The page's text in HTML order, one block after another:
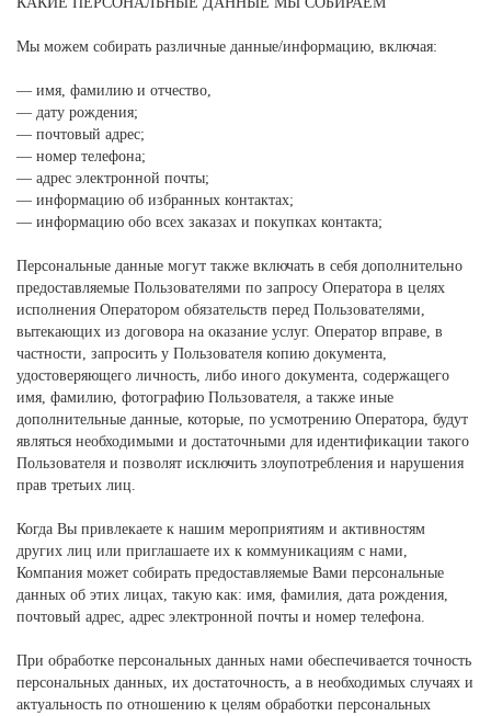
Мы можем собирать различные данные/информацию, включая:
— имя, фамилию и отчество,
— дату рождения;
— почтовый адрес;
— номер телефона;
— адрес электронной почты;
— информацию об избранных контактах;
— информацию обо всех заказах и покупках контакта;
Персональные данные могут также включать в себя дополнительно
предоставляемые Пользователями по запросу Оператора в целях
исполнения Оператором обязательств перед Пользователями,
вытекающих из договора на оказание услуг. Оператор вправе, в
частности, запросить у Пользователя копию документа,
удостоверяющего личность, либо иного документа, содержащего
имя, фамилию, фотографию Пользователя, а также иные
дополнительные данные, которые, по усмотрению Оператора, будут
являться необходимыми и достаточными для идентификации такого
Пользователя и позволят исключить злоупотребления и нарушения
прав третьих лиц.
Когда Вы привлекаете к нашим мероприятиям и активностям
других лиц или приглашаете их к коммуникациям с нами,
Компания может собирать предоставляемые Вами персональные
данных об этих лицах, такую как: имя, фамилия, дата рождения,
почтовый адрес, адрес электронной почты и номер телефона.
При обработке персональных данных нами обеспечивается точность
персональных данных, их достаточность, а в необходимых случаях и
актуальность по отношению к целям обработки персональных